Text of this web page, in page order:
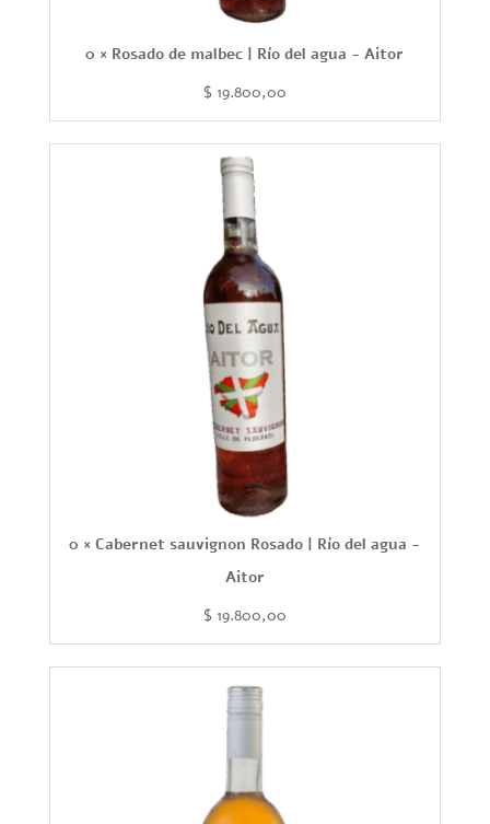
0 × Rosado de malbec | Río del agua - Aitor
$ 19.800,00
0 × Cabernet sauvignon Rosado | Río del agua -
Aitor
$ 19.800,00